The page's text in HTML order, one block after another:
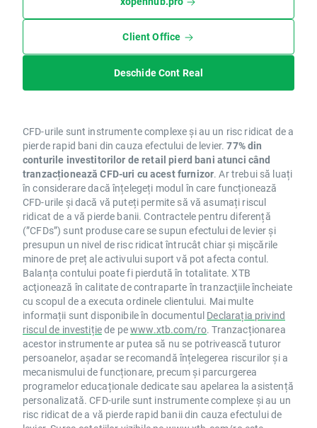
Client Office
Deschide Cont Real
CFD-urile sunt instrumente complexe și au un risc ridicat de a
pierde rapid bani din cauza efectului de levier.77% din
conturile investitorilor de retail pierd bani atunci când
tranzacționează CFD-uri cu acest furnizor. Ar trebui să luați
în considerare dacă înțelegeți modul în care funcționează
CFD-urile și dacă vă puteți permite să vă asumați riscul
ridicat de a vă pierde banii. Contractele pentru diferență
(”CFDs”) sunt produse care se supun efectului de levier și
presupun un nivel de risc ridicat întrucât chiar și mișcările
minore de preț ale activului suport vă pot afecta contul.
Balanța contului poate fi pierdută în totalitate. XTB
acţionează în calitate de contraparte în tranzacţiile încheiate
cu scopul de a executa ordinele clientului. Mai multe
informații sunt disponibile în documentul Declarația privind
riscul de investițiede pewww.xtb.com/ro. Tranzacționarea
acestor instrumente ar putea să nu se potrivească tuturor
persoanelor, așadar se recomandă înțelegerea riscurilor și a
mecanismului de funcționare, precum și parcurgerea
programelor educaționale dedicate sau apelarea la asistență
personalizată. CFD-urile sunt instrumente complexe și au un
risc ridicat de a vă pierde rapid banii din cauza efectului de